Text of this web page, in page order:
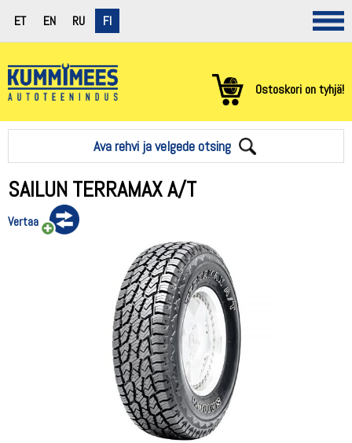
ET EN RU FI
Ostoskori on tyhjä!
Ava rehvi ja velgede otsing
SAILUN TERRAMAX A/T
Vertaa